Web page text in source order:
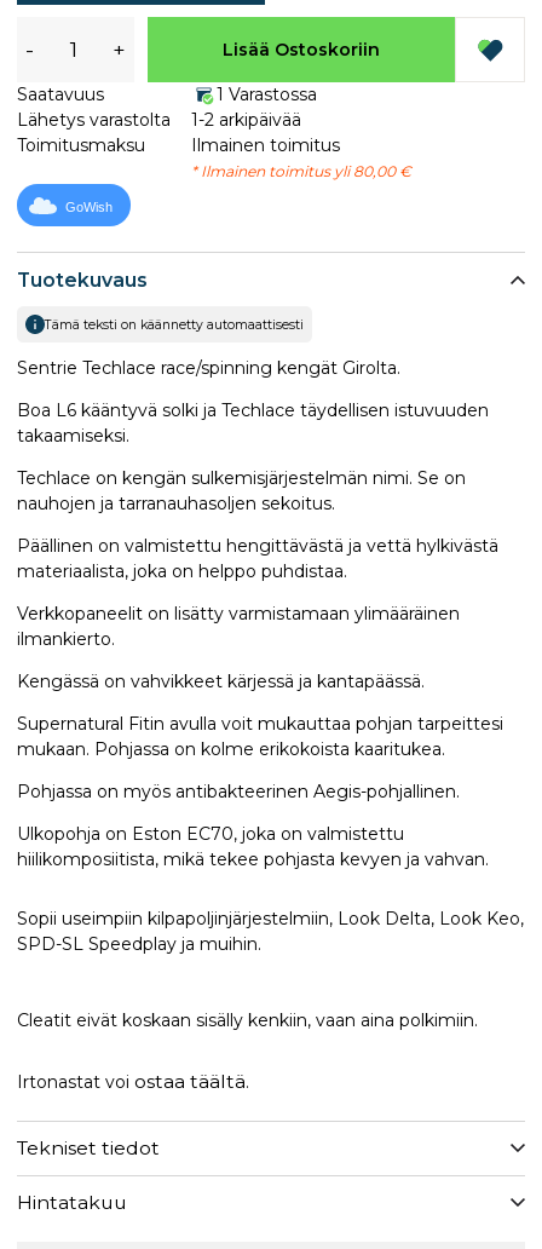
Tuotekuvaus
Tämä teksti on käännetty automaattisesti
Sentrie Techlace race/spinning kengät Girolta.
Boa L6 kääntyvä solki ja Techlace täydellisen istuvuuden
takaamiseksi.
Techlace on kengän sulkemisjärjestelmän nimi. Se on
nauhojen ja tarranauhasoljen sekoitus.
Päällinen on valmistettu hengittävästä ja vettä hylkivästä
materiaalista, joka on helppo puhdistaa.
Verkkopaneelit on lisätty varmistamaan ylimääräinen
ilmankierto.
Kengässä on vahvikkeet kärjessä ja kantapäässä.
Supernatural Fitin avulla voit mukauttaa pohjan tarpeittesi
mukaan. Pohjassa on kolme erikokoista kaaritukea.
Pohjassa on myös antibakteerinen Aegis-pohjallinen.
Ulkopohja on Eston EC70, joka on valmistettu
hiilikomposiitista, mikä tekee pohjasta kevyen ja vahvan.
Sopii useimpiin kilpapoljinjärjestelmiin, Look Delta, Look Keo,
SPD-SL Speedplay ja muihin.
Cleatit eivät koskaan sisälly kenkiin, vaan aina polkimiin.
Irtonastat voi ostaa täältä.
Tekniset tiedot
Hintatakuu
- + Lisää Ostoskoriin
Saatavuus
1 Varastossa
Lähetys varastolta
1-2 arkipäivää
Toimitusmaksu
Ilmainen toimitus
* Ilmainen toimitus yli 80,00 €
GoWish